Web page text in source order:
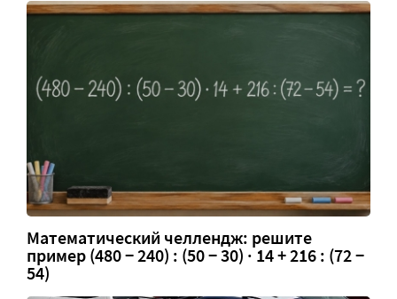
Математический челлендж: решите
пример (480 − 240) : (50 − 30) · 14 + 216 : (72 −
54)